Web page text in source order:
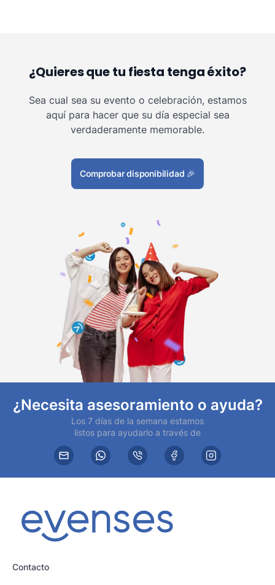
¿Quieres que tu fiesta tenga éxito?
Sea cual sea su evento o celebración, estamos
aquí para hacer que su día especial sea
verdaderamente memorable.
Comprobar disponibilidad 🎉
¿Necesita asesoramiento o ayuda?
Los 7 días de la semana estamos
listos para ayudarlo a través de
Contacto